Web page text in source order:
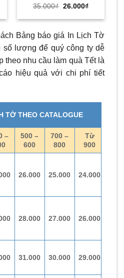
35.000₫ Giá
là:
26.000₫Giá
tại
26.000₫.
Bảng báo giá In Lịch Tờ
lượng để quý công ty dễ
theo nhu cầu làm quà Tết là
hiệu quả với chi phí tiết
TỜ THEO CATALOGUE
–
500 –
600
700 –
800
Từ
900
26.000 25.000 24.000
28.000 27.000 26.000
31.000 30.000 29.000